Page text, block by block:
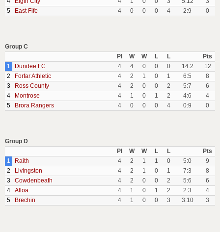
5
East Fife 4 0 0 0 4 2:9 0
Group C
Pl
W W L L
Pts
1
Dundee FC 4 4 0 0 0 14:2
12
2
Forfar Athletic 4 2 1 0 1 6:5
8
3
Ross County 4 2 0 0 2 5:7
6
4
Montrose 4 1 0 1 2 4:6
4
5
Brora Rangers 4 0 0 0 4 0:9 0
Group D
Pl
W W L L
Pts
1
Raith 4 2 1 1 0 5:0
9
2
Livingston 4 2 1 0 1 7:3
8
3
Cowdenbeath 4 2 0 0 2 5:6
6
4
Alloa 4 1 0 1 2 2:3
4
5
Brechin 4 1 0 0 3 3:10 3